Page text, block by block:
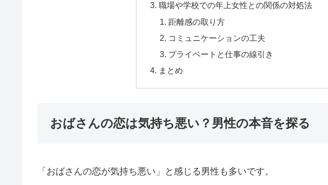
職場や学校での年上女性との関係の対処法
距離感の取り方
コミュニケーションの工夫
プライベートと仕事の線引き
まとめ
おばさんの恋は気持ち悪い？男性の本音を探る
「おばさんの恋が気持ち悪い」と感じる男性も多いです。